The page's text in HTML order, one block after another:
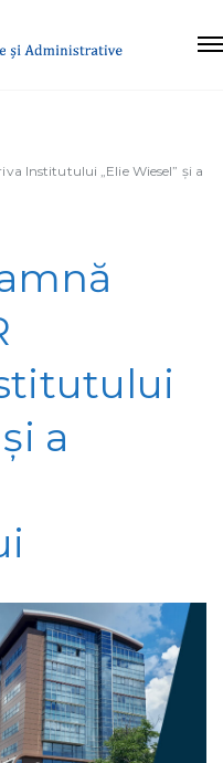
Institutului „Elie Wiesel” și a
a